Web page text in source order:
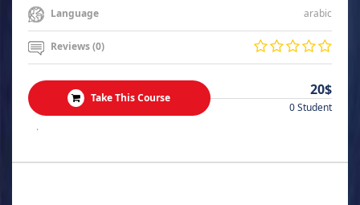
Language arabic
Reviews (0)
Take This Course 20$
0 Student
.